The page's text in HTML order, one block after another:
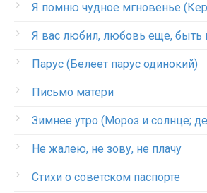
Я помню чудное мгновенье
Я вас любил, любовь еще, быть
Парус (Белеет парус одинокий)
Письмо матери
Зимнее утро (Мороз и солнце;
Не жалею, не зову, не плачу
Стихи о советском паспорте